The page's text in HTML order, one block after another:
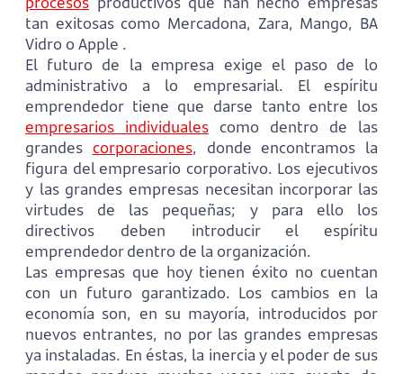
tan exitosas como Mercadona, Zara, Mango, BA
Vidro o Apple .
El futuro de la empresa exige el paso de lo
administrativo a lo empresarial. El espíritu
emprendedor tiene que darse tanto entre los
empresarios individuales como dentro de las
grandes corporaciones, donde encontramos la
figura del empresario corporativo. Los ejecutivos
y las grandes empresas necesitan incorporar las
virtudes de las pequeñas; y para ello los
directivos deben introducir el espíritu
emprendedor dentro de la organización.
Las empresas que hoy tienen éxito no cuentan
con un futuro garantizado. Los cambios en la
economía son, en su mayoría, introducidos por
nuevos entrantes, no por las grandes empresas
ya instaladas. En éstas, la inercia y el poder de sus